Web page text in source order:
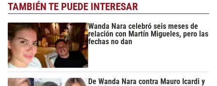
TAMBIÉN TE PUEDE INTERESAR
Wanda Nara celebró seis meses de
relación con Martín Migueles, pero las
fechas no dan
De Wanda Nara contra Mauro Icardi y